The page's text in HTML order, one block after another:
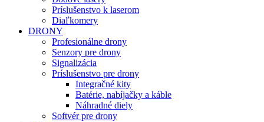
Príslušenstvo k laserom
Diaľkomery
DRONY
Profesionálne drony
Senzory pre drony
Signalizácia
Príslušenstvo pre drony
Integračné kity
Batérie, nabíjačky a káble
Náhradné diely
Softvér pre drony